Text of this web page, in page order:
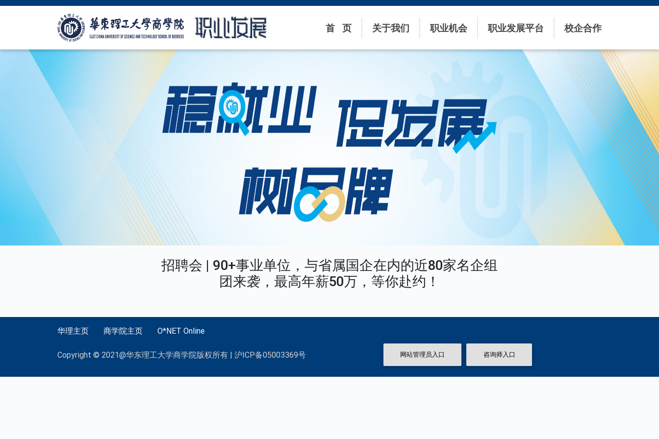
首 页 关于我们 职业机会 职业发展平台 校企合作
招聘会 | 90+事业单位，与省属国企在内的近80家名企组
团来袭，最高年薪50万，等你赴约！
华理主页 商学院主页 O*NET Online
Copyright © 2021@华东理工大学商学院版权所有 | 沪ICP备05003369号 网站管理员入口 咨询师入口